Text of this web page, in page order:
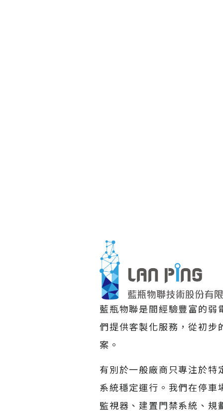
藍瓶物聯是間經驗豐富的
們提供客製化服務，從初步
案。
有別於一般廠商只專注於
系統穩定運行。我們在停
監視器、建置門禁系統、